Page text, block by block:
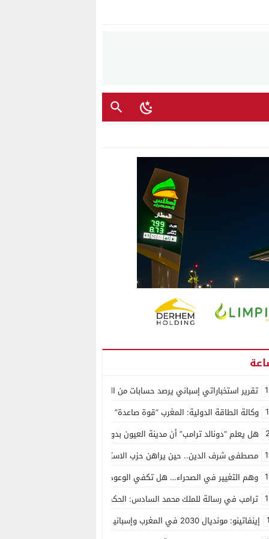
تقرير استخباراتي إسباني يرصد حسابات من الجزائر وأرقاما بـ”213+” ضمن حملة رقمية منظمة حرّضت على اقتحام سبتة
وكالة الطاقة الدولية: المغرب “قوة صاعدة” في سوق المعادن الاستراتيجية
هل يعلم “دونالد ترامب” أن مدينة العيون بدون ماء؟
مصطفى شرف الدين.. حين يراهن حزب الاستقلال على الكفاءة ويمنح الشباب
وهم التغيير في الصحراء… هل تكفي الوعود الفارغة لصناعة الواقع؟
ترامب في رسالة للملك محمد السادس: الحكم الذاتي هو الأساس الوحيد لحل
إينفاتينو: مونديال 2030 في المغرب وإسبانيا والبرتغال سيكون “الأجمل في التاريخ”